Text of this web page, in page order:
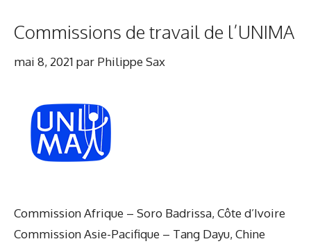
Commissions de travail de l’UNIMA
mai 8, 2021 par Philippe Sax
Commission Afrique – Soro Badrissa, Côte d’Ivoire
Commission Asie-Pacifique – Tang Dayu, Chine